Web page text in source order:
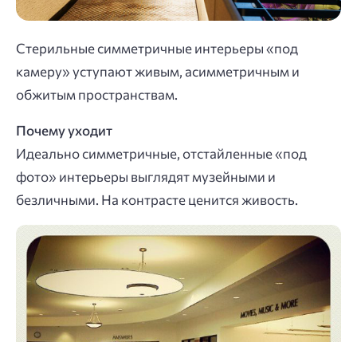
Стерильные симметричные интерьеры «под
камеру» уступают живым, асимметричным и
обжитым пространствам.
Почему уходит
Идеально симметричные, отстайленные «под
фото» интерьеры выглядят музейными и
безличными. На контрасте ценится живость.